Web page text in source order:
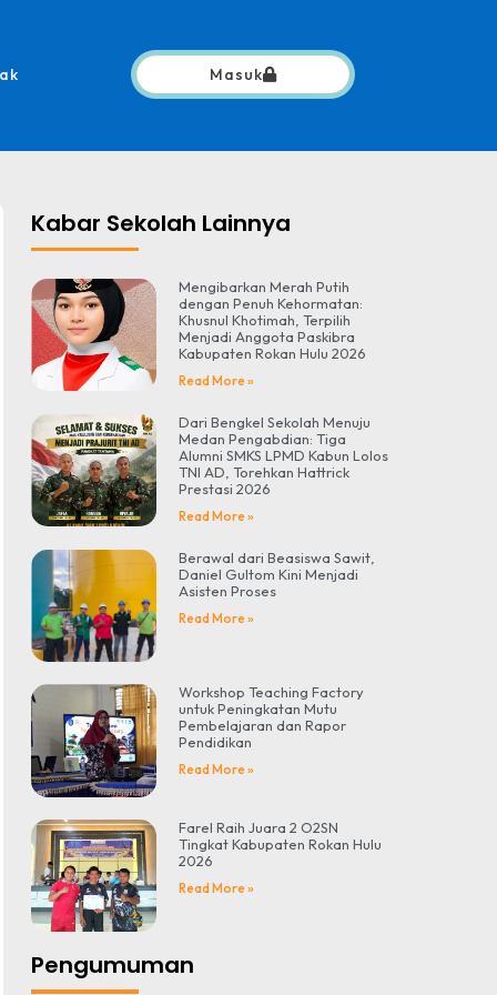
Masuk
Kabar Sekolah Lainnya
Mengibarkan Merah Putih
dengan Penuh Kehormatan:
Khusnul Khotimah, Terpilih
Menjadi Anggota Paskibra
Kabupaten Rokan Hulu 2026
Read More »
Dari Bengkel Sekolah Menuju
Medan Pengabdian: Tiga
Alumni SMKS LPMD Kabun Lolos
TNI AD, Torehkan Hattrick
Prestasi 2026
Read More »
Berawal dari Beasiswa Sawit,
Daniel Gultom Kini Menjadi
Asisten Proses
Read More »
Workshop Teaching Factory
untuk Peningkatan Mutu
Pembelajaran dan Rapor
Pendidikan
Read More »
Farel Raih Juara 2 O2SN
Tingkat Kabupaten Rokan Hulu
2026
Read More »
Pengumuman